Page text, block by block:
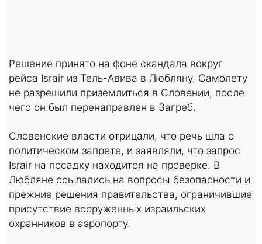
Решение принято на фоне скандала вокруг
рейса Israir из Тель-Авива в Любляну. Самолету
не разрешили приземлиться в Словении, после
чего он был перенаправлен в Загреб.
Словенские власти отрицали, что речь шла о
политическом запрете, и заявляли, что запрос
Israir на посадку находится на проверке. В
Любляне ссылались на вопросы безопасности и
прежние решения правительства, ограничившие
присутствие вооруженных израильских
охранников в аэропорту.